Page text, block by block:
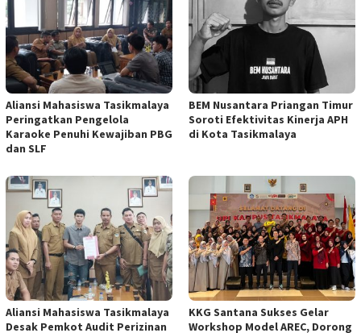
Aliansi Mahasiswa Tasikmalaya
Peringatkan Pengelola
Karaoke Penuhi Kewajiban PBG
dan SLF
BEM Nusantara Priangan Timur
Soroti Efektivitas Kinerja APH
di Kota Tasikmalaya
Aliansi Mahasiswa Tasikmalaya
Desak Pemkot Audit Perizinan
KKG Santana Sukses Gelar
Workshop Model AREC, Dorong